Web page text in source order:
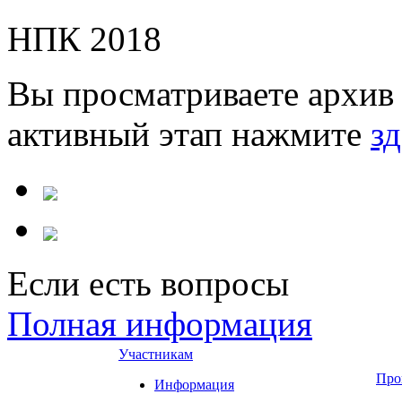
НПК 2018
Вы просматриваете
активный этап нажмите
Если есть вопросы
Полная информация
Участникам
Информация